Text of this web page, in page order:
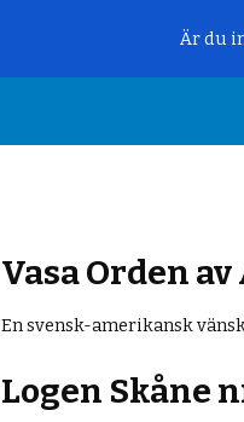
Skip to
Är du
Vasa Orden
En svensk-amerikansk
Logen Skåne n